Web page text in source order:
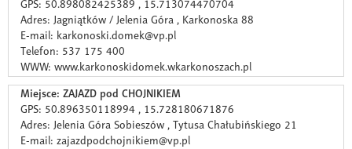
GPS: 50.898082425389 , 15.713074470704
Adres: Jagniątków / Jelenia Góra , Karkonoska 88
E-mail: karkonoski.domek@vp.pl
Telefon: 537 175 400
WWW: www.karkonoskidomek.wkarkonoszach.pl
Miejsce: ZAJAZD pod CHOJNIKIEM
GPS: 50.896350118994 , 15.728180671876
Adres: Jelenia Góra Sobieszów , Tytusa Chałubińskiego 21
E-mail: zajazdpodchojnikiem@vp.pl